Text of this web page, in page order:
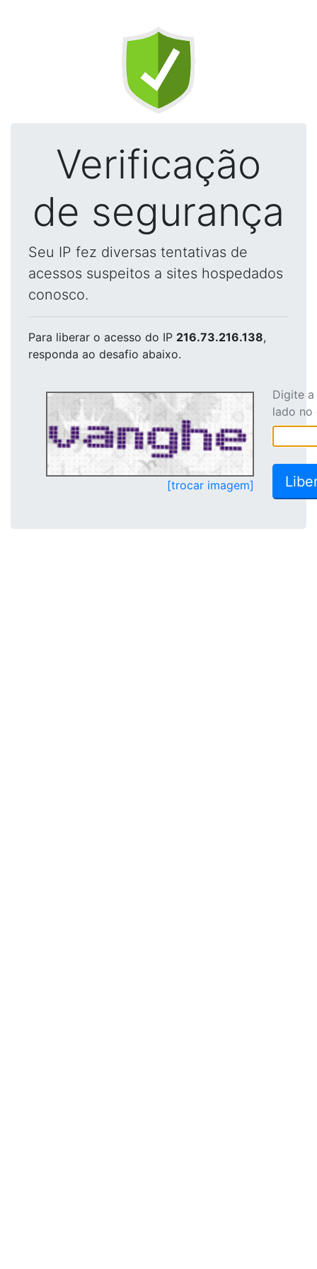
Verificação
de segurança
Seu IP fez diversas tentativas de
acessos suspeitos a sites hospedados
conosco.
Para liberar o acesso do IP 216.73.216.138,
responda ao desafio abaixo.
[trocar imagem]
Digite
lado no